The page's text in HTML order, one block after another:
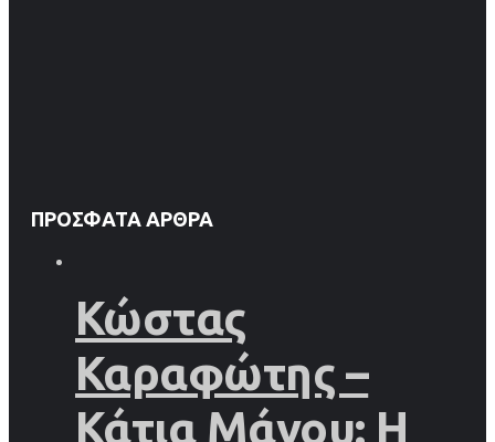
ΠΡΌΣΦΑΤΑ ΆΡΘΡΑ
Κώστας
Καραφώτης –
Κάτια Μάνου: Η